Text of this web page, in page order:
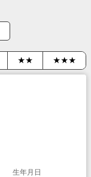
★★ ★★★
生年月日